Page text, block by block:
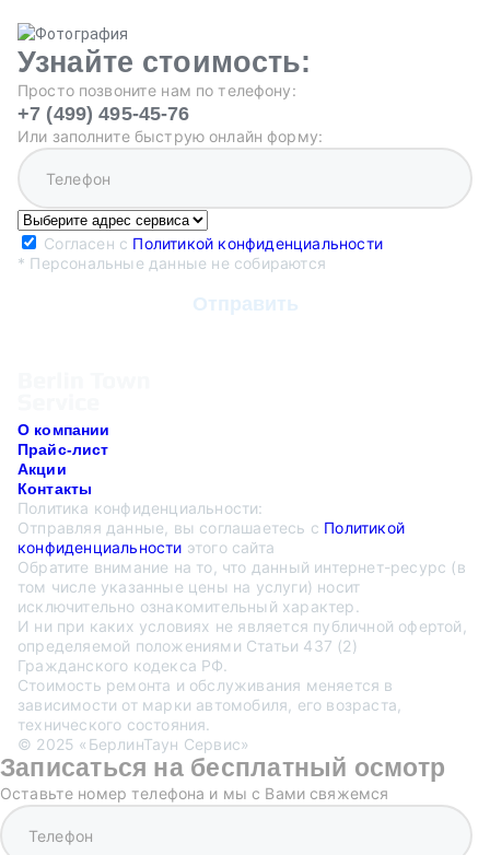
Узнайте стоимость:
Просто позвоните нам по телефону:
+7 (499) 495-45-76
Или заполните быструю онлайн форму:
Согласен с Политикой конфиденциальности
* Персональные данные не собираются
О компании
Прайс-лист
Акции
Контакты
Политика конфиденциальности:
Отправляя данные, вы соглашаетесь с Политикой
конфиденциальности этого сайта
Обратите внимание на то, что данный интернет-ресурс (в
том числе указанные цены на услуги) носит
исключительно ознакомительный характер.
И ни при каких условиях не является публичной офертой,
определяемой положениями Статьи 437 (2)
Гражданского кодекса РФ.
Стоимость ремонта и обслуживания меняется в
зависимости от марки автомобиля, его возраста,
технического состояния.
© 2025 «БерлинТаун Сервис»
Записаться на бесплатный осмотр
Оставьте номер телефона и мы с Вами свяжемся